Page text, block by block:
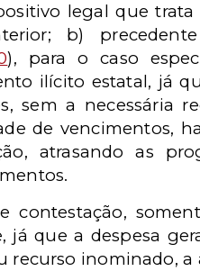
legal que
b)
), para o caso
ilícito estatal, já
sem a necessária
de vencimentos,
atrasando as
contestação,
que a despesa
recurso inominado,